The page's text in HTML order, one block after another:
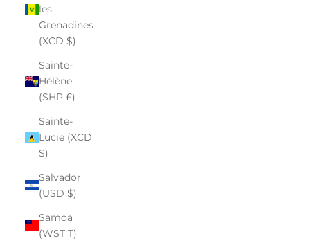
les
Grenadines
(XCD $)
Sainte-
Hélène
(SHP £)
Sainte-
Lucie (XCD
$)
Salvador
(USD $)
Samoa
(WST T)